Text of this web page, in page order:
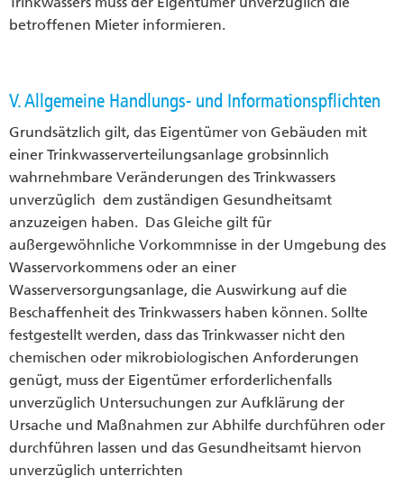
betroffenen Mieter informieren.
V. Allgemeine Handlungs- und Informationspflichten
Grundsätzlich gilt, das Eigentümer von Gebäuden mit
einer Trinkwasserverteilungsanlage grobsinnlich
wahrnehmbare Veränderungen des Trinkwassers
unverzüglich dem zuständigen Gesundheitsamt
anzuzeigen haben. Das Gleiche gilt für
außergewöhnliche Vorkommnisse in der Umgebung des
Wasservorkommens oder an einer
Wasserversorgungsanlage, die Auswirkung auf die
Beschaffenheit des Trinkwassers haben können. Sollte
festgestellt werden, dass das Trinkwasser nicht den
chemischen oder mikrobiologischen Anforderungen
genügt, muss der Eigentümer erforderlichenfalls
unverzüglich Untersuchungen zur Aufklärung der
Ursache und Maßnahmen zur Abhilfe durchführen oder
durchführen lassen und das Gesundheitsamt hiervon
unverzüglich unterrichten